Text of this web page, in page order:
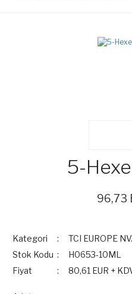
5-
96,73
Kategori
TCI EUROPE NV.
Stok Kodu
H0653-10ML
Fiyat
80,61 EUR +